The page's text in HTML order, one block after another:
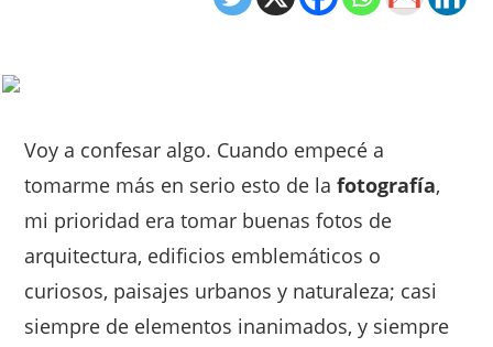
Voy a confesar algo. Cuando empecé a
tomarme más en serio esto de lafotografía,
mi prioridad era tomar buenas fotos de
arquitectura, edificios emblemáticos o
curiosos, paisajes urbanos y naturaleza; casi
siempre de elementos inanimados, y siempre